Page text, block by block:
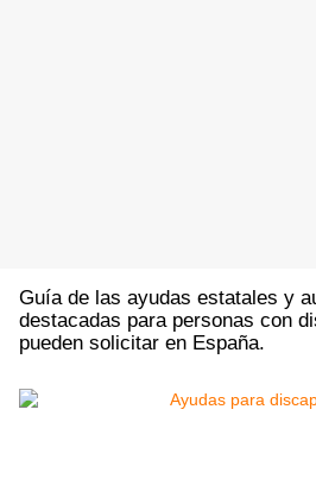
Guía de las ayudas estatales y
destacadas para personas con
pueden solicitar en España.